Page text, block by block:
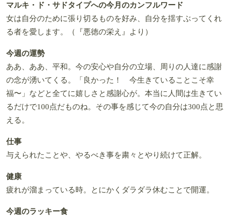
マルキ・ド・サドタイプへの今月のカンフルワード
女は自分のために張り切るものを好み、自分を揺すぶってくれ
る者を愛します。（『悪徳の栄え』より）
今週の運勢
ああ、ああ、平和。今の安心や自分の立場、周りの人達に感謝
の念が湧いてくる。「良かった！ 今生きていることこそ幸
福〜」などと全てに嬉しさと感謝心が。本当に人間は生きてい
るだけで100点だものね。その事を感じて今の自分は300点と思
える。
仕事
与えられたことや、やるべき事を粛々とやり続けて正解。
健康
疲れが溜まっている時。とにかくダラダラ休むことで開運。
今週のラッキー食